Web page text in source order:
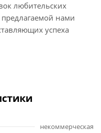
любительских
нами
успеха
некоммерческая